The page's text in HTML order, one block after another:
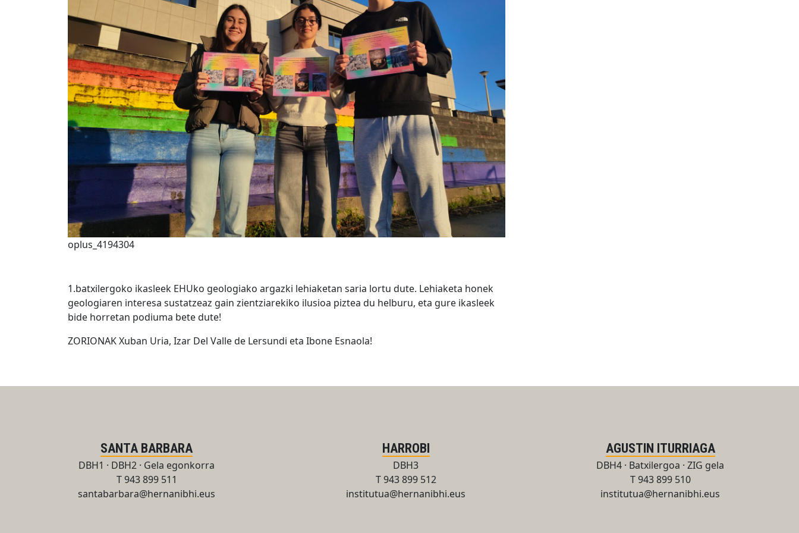
oplus_4194304
1.batxilergoko ikasleek EHUko geologiako argazki lehiaketan saria lortu dute. Lehiaketa honek
geologiaren interesa sustatzeaz gain zientziarekiko ilusioa piztea du helburu, eta gure ikasleek
bide horretan podiuma bete dute!
ZORIONAK Xuban Uria, Izar Del Valle de Lersundi eta Ibone Esnaola!
SANTA BARBARA
DBH1 · DBH2 · Gela egonkorra
T 943 899 511
santabarbara@hernanibhi.eus
HARROBI
DBH3
T 943 899 512
institutua@hernanibhi.eus
AGUSTIN ITURRIAGA
DBH4 · Batxilergoa · ZIG gela
T 943 899 510
institutua@hernanibhi.eus